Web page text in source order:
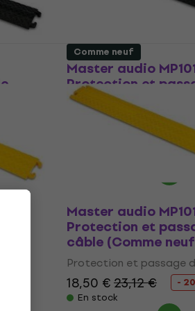
Master audio
Protection et
câble (Comme neuf)
Protection et passage
20,10 €
Comme neuf
Master audio
Protection et
câble (Comme
Protection et passage
18,50 €23,12 €
-
En stock